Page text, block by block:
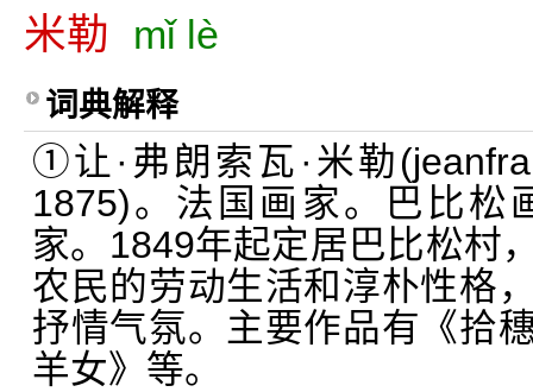
米勒 mǐ lè
词典解释
①让·弗朗索瓦·米勒
1875)。法国画家。巴比松
家。1849年起定居巴比松村
农民的劳动生活和淳朴性格
抒情气氛。主要作品有《拾
羊女》等。